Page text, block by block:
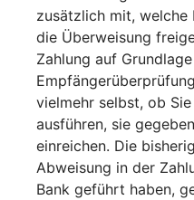
zusätzlich mit, welche
die Überweisung
Zahlung auf
vielmehr selbst, ob
ausführen, sie
einreichen. Die
Abweisung in der
Bank geführt haben,